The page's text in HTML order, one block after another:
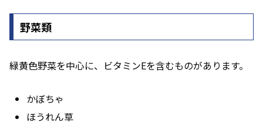
野菜類
緑黄色野菜を中心に、ビタミンEを含むものがあります。
かぼちゃ
ほうれん草